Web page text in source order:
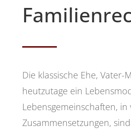
Die klassische Ehe, Vater-
heutzutage ein
Lebensgemeinschaften,
Zusammensetzungen,